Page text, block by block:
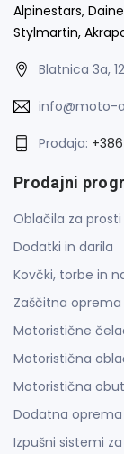
Alpinestars,
Stylmartin,
Blatnica 3a,
info@moto-
Prodaja:
Prodajni
Oblačila za
Dodatki in darila
Kovčki, torbe in
Zaščitna
Motoristične
Motoristična
Motoristična
Dodatna oprema
Izpušni sistemi